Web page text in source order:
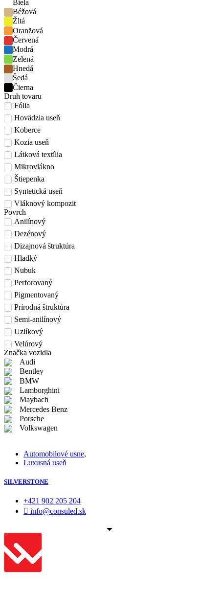
Biela
Béžová
Žltá
Oranžová
Červená
Modrá
Zelená
Hnedá
Šedá
Čierna
Druh tovaru
Fólia
Hovädzia useň
Koberce
Kozia useň
Látková textília
Mikrovlákno
Štiepenka
Syntetická useň
Vláknový kompozit
Povrch
Anilínový
Dezénový
Dizajnová štruktúra
Hladký
Nubuk
Perforovaný
Pigmentovaný
Prírodná štruktúra
Semi-anilínový
Uzlíkový
Velúrový
Značka vozidla
Audi
Bentley
BMW
Lamborghini
Maybach
Mercedes Benz
Porsche
Volkswagen
Automobilové usne,
Luxusná useň
SILVERSTONE
+421 902 205 204
info@consuled.sk